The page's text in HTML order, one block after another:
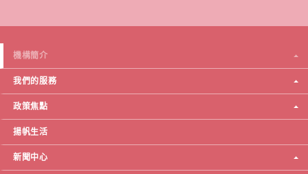
機構簡介
我們的服務
政策焦點
揚帆生活
新聞中心